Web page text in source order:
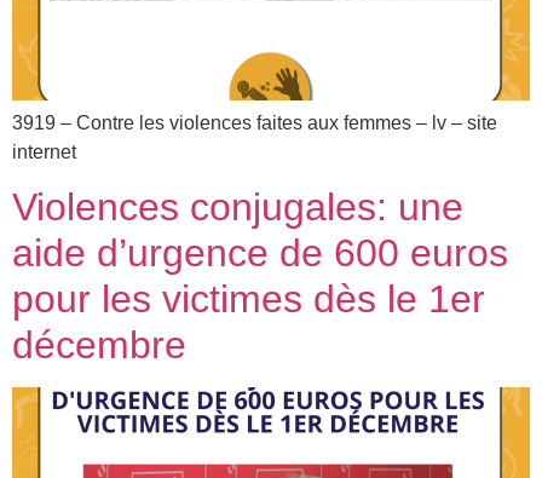
3919 – Contre les violences faites aux femmes – lv – site
internet
Violences conjugales: une
aide d’urgence de 600 euros
pour les victimes dès le 1er
décembre